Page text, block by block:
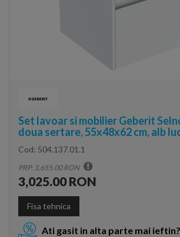
Set lavoar si mobilier Geberit
doua sertare, 55x48x62 cm, alb
Cod: 504.137.01.1
PRP: 3,655.00 RON
3,025.00 RON
Fisa tehnica
Ati gasit in alta parte mai ieftin?